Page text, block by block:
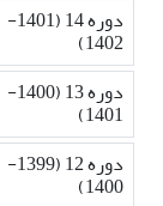
دوره 14 (1401-
1402)
دوره 13 (1400-
1401)
دوره 12 (1399-
1400)